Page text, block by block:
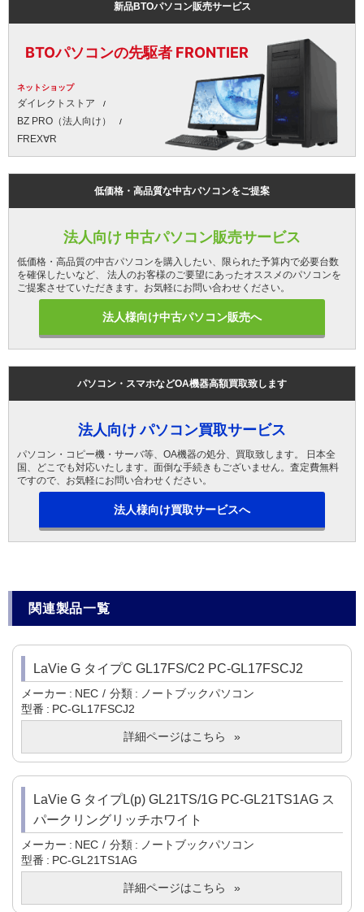
新品BTOパソコン販売サービス
BTOパソコンの先駆者 FRONTIER
ネットショップ
ダイレクトストア
BZ PRO（法人向け）
FREX∀R
低価格・高品質な中古パソコンをご提案
法人向け 中古パソコン販売サービス
低価格・高品質の中古パソコンを購入したい、限られた予算内で必要台数
を確保したいなど、 法人のお客様のご要望にあったオススメのパソコンを
ご提案させていただきます。お気軽にお問い合わせください。
法人様向け中古パソコン販売へ
パソコン・スマホなどOA機器高額買取致します
法人向け パソコン買取サービス
パソコン・コピー機・サーバ等、OA機器の処分、買取致します。 日本全
国、どこでも対応いたします。面倒な手続きもございません。査定費無料
ですので、お気軽にお問い合わせください。
法人様向け買取サービスへ
関連製品一覧
LaVie G タイプC GL17FS/C2 PC-GL17FSCJ2
メーカー NEC 分類
ノートブックパソコン
型番
PC-GL17FSCJ2
詳細ページはこちら
LaVie G タイプL(p) GL21TS/1G PC-GL21TS1AG ス
パークリングリッチホワイト
メーカー NEC 分類
ノートブックパソコン
型番
PC-GL21TS1AG
詳細ページはこちら